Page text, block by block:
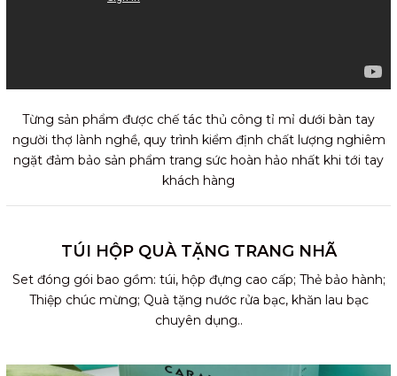
Từng sản phẩm được chế tác thủ công tỉ mỉ dưới bàn tay
người thợ lành nghề, quy trình kiểm định chất lượng nghiêm
ngặt đảm bảo sản phẩm trang sức hoàn hảo nhất khi tới tay
khách hàng
TÚI HỘP QUÀ TẶNG TRANG NHÃ
Set đóng gói bao gồm: túi, hộp đựng cao cấp; Thẻ bảo hành;
Thiệp chúc mừng; Quà tặng nước rửa bạc, khăn lau bạc
chuyên dụng..